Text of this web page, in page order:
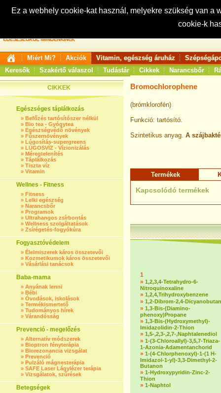
Ez a webhely cookie-kat használ, melyekre szükség van
cookie-k
Keresés:
Miért Mi? Akciók Vitamin, egészség áruház
Keresők
Szakértő válaszol Tudástár Cikkek Narancsbőr
CIKKEK
Egészséges táplálkozás
» Befőzés tartósítószer nélkül
» Bio tea - Gyógytea
» Egészségvédő növények
» Fűszernövények
» Lúgosítás-supergreens
» LÚGOSVÍZ - Vízionizálás
» Méregtelenítés
» Táplálkozás
» Tiszta víz
» Vitamin
Wellnes - Fitness
» Fitness
» Lelki egészség
» Narancsbőr
» Programok
» Ultrahangos zsírbontás
» Wellness szolgáltatások
» Zsírégetés-fogyókúra
Fogyasztóvédelem
» Élelmiszerek káros összetevői
» Kozmetikumok káros összetevői
» Vásárlási tanácsok
Baba-mama
» Anyának lenni
» Bébi
» Óvodások, iskolások
» Termékismertető
» Tudományos hírek
» Várandósság
Prevenció - megelőzés
» Alternatív módszerek
» Bioptron fényterápia
» Biorezonancia vizsgálat
» Prevenció
» Pulzáló mágnesterápia
» SAFE Laser Lágylézer terápia
» Vizsgálatok, szűrések
Betegségek
Bromochlorophene
(brómklorofén)
Funkció: tartósító.
Szintetikus anyag. A
Termékek
Kapcsolódó termékek
1
» 1,2,3,4-Tetrahydro-6-
Nitroquinoxaline
» 1,2,4,Trihydroxybenzene
» 1,2-Dibrom-2,4-Dicyanobutan
» 1,3-Bis-(Diamino-
phenoxy)Propane
» 1,3-Bis-(Hydroxymethyl)-
Imidazolidin-2-Thion
» 1,5-,2,3-,2,7-,Naphtalenediol
» 1-(3-Chloroallyl)-3,5,7-Triaza-
1-Azonia-Adamentanchorid
» 1-(4-Chlorphenoxyl)-1-(1 H-
Imidazol-1-yl)-3,3-Dimethyl-2-
Butanon
» 1-Hydroxypyridin-Zinc-2-
Thion
» 1-Naphtol